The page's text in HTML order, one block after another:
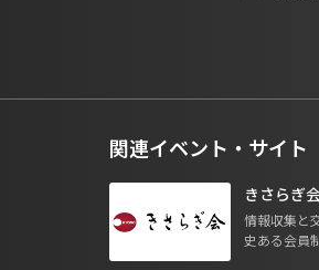
関連イベント・サイト
きさらぎ
情報収集と
史ある会員